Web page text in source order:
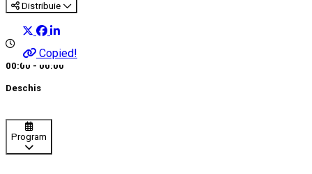
Distribuie
Copied!
00:00 - 00:00
Deschis
Program